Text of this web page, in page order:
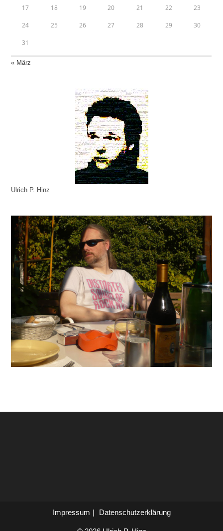
17 18 19 20 21 22 23
24 25 26 27 28 29 30
31
« März
Ulrich P. Hinz
Impressum Datenschutzerklärung